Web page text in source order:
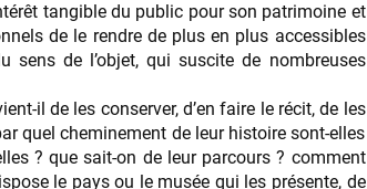
tangible du public pour son patrimoine et
de le rendre de plus en plus accessibles
sens de l’objet, qui suscite de nombreuses
il de les conserver, d’en faire le récit, de les
quel cheminement de leur histoire sont-elles
? que sait-on de leur parcours ? comment
le pays ou le musée qui les présente, de